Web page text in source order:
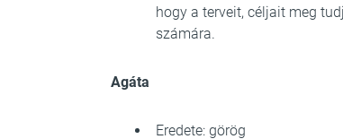
hogy a terveit, céljait meg
számára.
Agáta
Eredete: görög